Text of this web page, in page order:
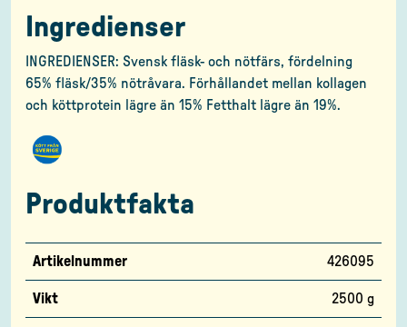
Ingredienser
INGREDIENSER: Svensk fläsk- och nötfärs, fördelning
65% fläsk/35% nötråvara. Förhållandet mellan kollagen
och köttprotein lägre än 15% Fetthalt lägre än 19%.
Produktfakta
Artikelnummer 426095
Vikt 2500 g